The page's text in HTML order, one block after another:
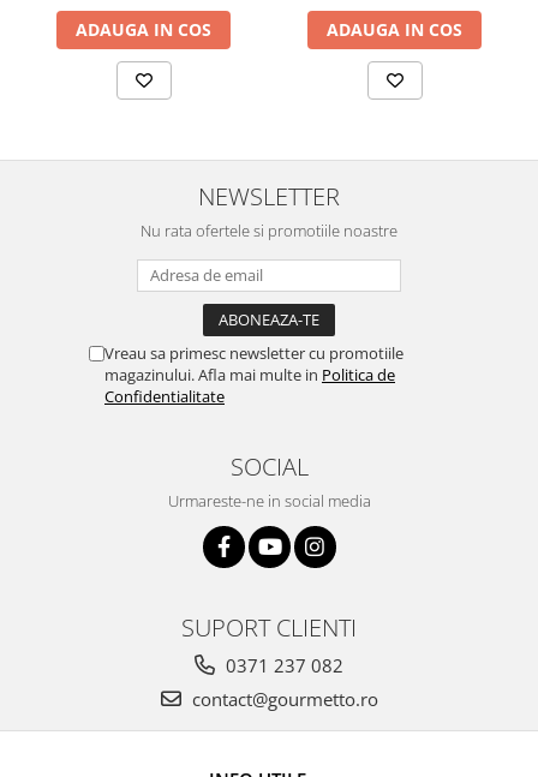
ADAUGA IN COS ADAUGA IN COS
NEWSLETTER
Nu rata ofertele si promotiile noastre
Vreau sa primesc newsletter cu promotiile
magazinului. Afla mai multe in Politica de
Confidentialitate
SOCIAL
Urmareste-ne in social media
SUPORT CLIENTI
0371 237 082
contact@gourmetto.ro